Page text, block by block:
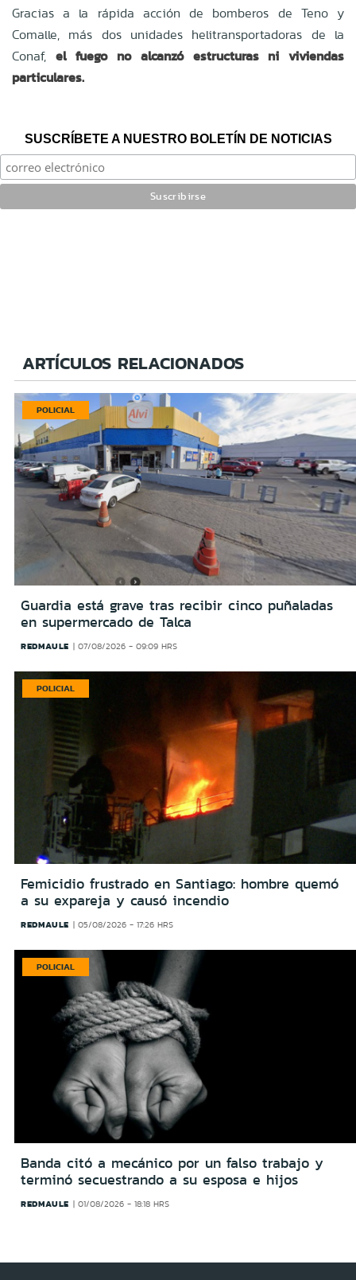
Gracias a la rápida acción de bomberos de Teno y
Comalle, más dos unidades helitransportadoras de la
Conaf, el fuego no alcanzó estructuras ni viviendas
particulares.
SUSCRÍBETE A NUESTRO BOLETÍN DE NOTICIAS
ARTÍCULOS RELACIONADOS
POLICIAL
Guardia está grave tras recibir cinco puñaladas
en supermercado de Talca
REDMAULE 07/08/2026 - 09:09 HRS
POLICIAL
Femicidio frustrado en Santiago: hombre quemó
a su expareja y causó incendio
REDMAULE 05/08/2026 - 17:26 HRS
POLICIAL
Banda citó a mecánico por un falso trabajo y
terminó secuestrando a su esposa e hijos
REDMAULE 01/08/2026 - 18:18 HRS